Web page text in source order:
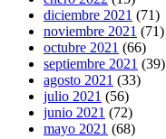
diciembre 2021 (71)
noviembre 2021 (71)
octubre 2021 (66)
septiembre 2021 (39)
agosto 2021 (33)
julio 2021 (56)
junio 2021 (72)
mayo 2021 (68)